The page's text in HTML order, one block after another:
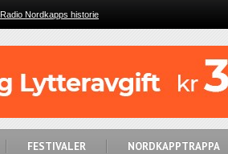
Radio Nordkapps historie
FESTIVALER NORDKAPPTRAPPA